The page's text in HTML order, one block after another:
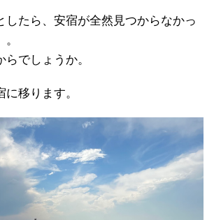
したら、安宿が全然見つからなかっ
でしょうか。
移ります。